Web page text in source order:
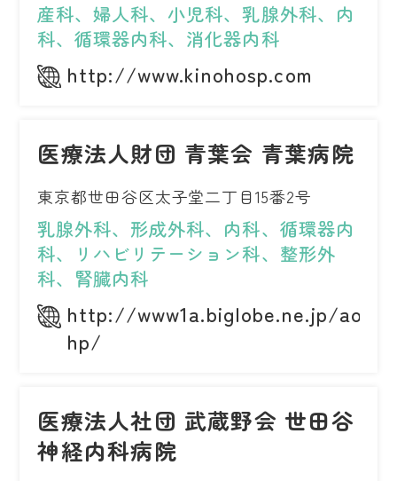
産科、婦人科、小児科、乳腺外科、内
科、循環器内科、消化器内科
http://www.kinohosp.com
医療法人財団 青葉会 青葉病院
東京都世田谷区太子堂二丁目15番2号
乳腺外科、形成外科、内科、循環器内
科、リハビリテーション科、整形外
科、腎臓内科
http://www1a.biglobe.ne.jp/aoba-
hp/
医療法人社団 武蔵野会 世田谷
神経内科病院